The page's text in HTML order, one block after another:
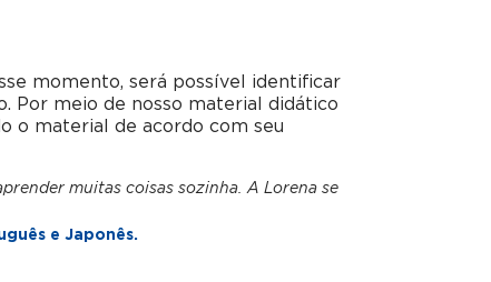
momento, será possível identificar
Por meio de nosso material didático
o material de acordo com seu
muitas coisas sozinha. A Lorena se
e Japonês.